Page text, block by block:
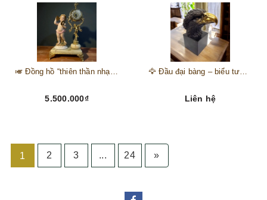
🎺 Đồng hồ “thiên thần nhạc hội” – tuyệt mỹ phẩm trang trí phong cách hoàng gia 🎼
5.500.000₫
🦅 Đầu đại bàng – biểu tượng của kẻ chinh phục trên đỉnh núi thành công 🦅
Liên hệ
1 2 3 ... 24 »